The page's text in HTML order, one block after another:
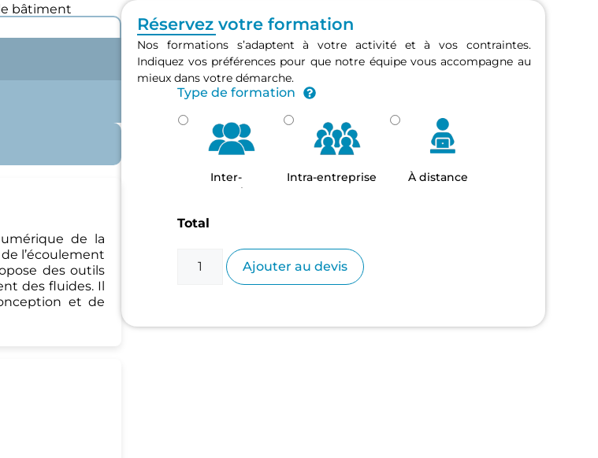
bâtiment
de la
l’écoulement
des outils
des fluides. Il
et de
Réservez votre formation
Nos formations s’adaptent à votre activité et à vos contraintes.
Indiquez vos préférences pour que notre équipe vous accompagne au
mieux dans votre démarche.
Type de formation
Inter-
entreprise
Intra-entreprise À distance
Total
Ajouter au devis